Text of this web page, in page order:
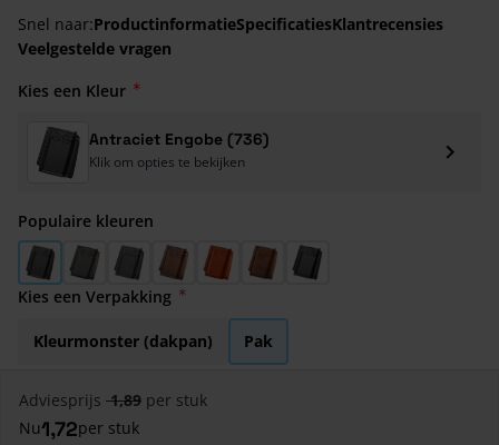
Snel naar:ProductinformatieSpecificatiesKlantrecensies
Veelgestelde vragen
Kies een Kleur
Antraciet Engobe (736)
Klik om opties te bekijken
Populaire kleuren
Antraciet Engobe (736)
Blauw Gesmoord (706)
Leikleur Mat Verglaasd (705)
Lustre Engobe (877)
Natuurrood (600)
Rustiek Engobe (872)
Zwart Verglaasd (738)
Kies een Verpakking
Kleurmonster (dakpan) Pak
Adviesprijs 1,89 per stuk
Nu1,72per stuk